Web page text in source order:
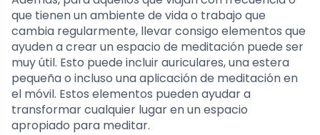
que tienen un ambiente de vida o trabajo que
cambia regularmente, llevar consigo elementos que
ayuden a crear un espacio de meditación puede ser
muy útil. Esto puede incluir auriculares, una estera
pequeña o incluso una aplicación de meditación en
el móvil. Estos elementos pueden ayudar a
transformar cualquier lugar en un espacio
apropiado para meditar.